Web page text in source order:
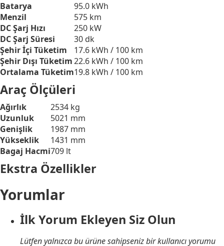
Batarya
95.0 kWh
Menzil
575 km
DC Şarj Hızı
250 kW
DC Şarj Süresi
30 dk
Şehir İçi Tüketim
17.6 kWh / 100 km
Şehir Dışı Tüketim22.6 kWh / 100 km
Ortalama Tüketim19.8 kWh / 100 km
Araç Ölçüleri
Ağırlık
2534 kg
Uzunluk
5021 mm
Genişlik
1987 mm
Yükseklik
1431 mm
Bagaj Hacmi709 lt
Ekstra Özellikler
Yorumlar
İlk Yorum Ekleyen Siz Olun
Lütfen yalnızca bu ürüne sahipseniz bir kullanıcı yorumu